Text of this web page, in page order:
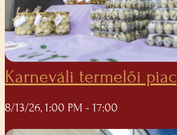
Karneváli termelői piac
8/13/26, 1:00 PM - 17:00